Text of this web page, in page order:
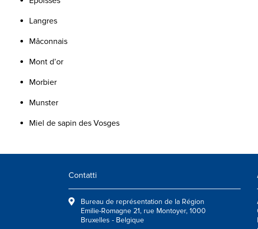
Langres
Mâconnais
Mont d’or
Morbier
Munster
Miel de sapin des Vosges
Contatti
Bureau de représentation de la Région
Emilie-Romagne 21, rue Montoyer, 1000
Bruxelles - Belgique